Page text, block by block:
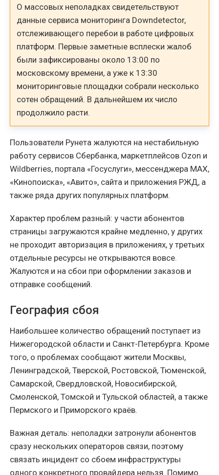
О массовых неполадках свидетельствуют
данные сервиса мониторинга Downdetector,
отслеживающего перебои в работе цифровых
платформ. Первые заметные всплески жалоб
были зафиксированы около 13:00 по
московскому времени, а уже к 13:30
мониторинговые площадки собрали несколько
сотен обращений. В дальнейшем их число
продолжило расти.
Пользователи Рунета жалуются на нестабильную
работу сервисов Сбербанка, маркетплейсов Ozon и
Wildberries, портала «Госуслуги», мессенджера MAX,
«Кинопоиска», «Авито», сайта и приложения РЖД, а
также ряда других популярных платформ.
Характер проблем разный: у части абонентов
страницы загружаются крайне медленно, у других
не проходит авторизация в приложениях, у третьих
отдельные ресурсы не открываются вовсе.
Жалуются и на сбои при оформлении заказов и
отправке сообщений.
География сбоя
Наибольшее количество обращений поступает из
Нижегородской области и Санкт-Петербурга. Кроме
того, о проблемах сообщают жители Москвы,
Ленинградской, Тверской, Ростовской, Тюменской,
Самарской, Свердловской, Новосибирской,
Смоленской, Томской и Тульской областей, а также
Пермского и Приморского краёв.
Важная деталь: неполадки затронули абонентов
сразу нескольких операторов связи, поэтому
связать инцидент со сбоем инфраструктуры
одного конкретного провайдера нельзя. Помимо